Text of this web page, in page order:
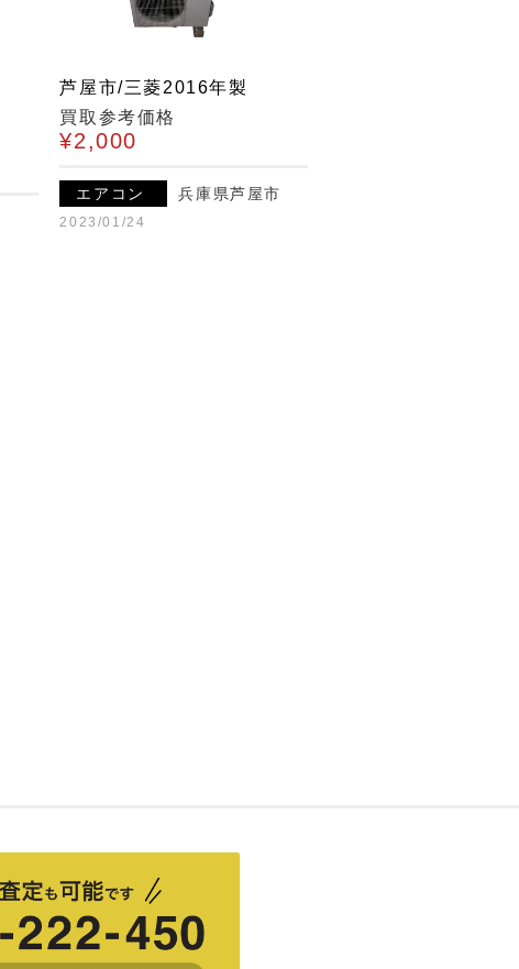
芦屋市/三菱2016年製
買取参考価格
¥2,000
エアコン 兵庫県芦屋市
2023/01/24